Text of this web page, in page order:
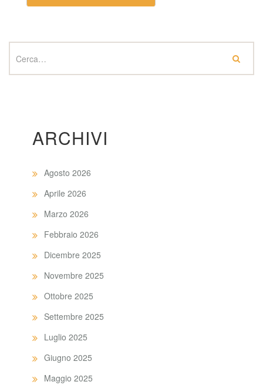
ARCHIVI
Agosto 2026
Aprile 2026
Marzo 2026
Febbraio 2026
Dicembre 2025
Novembre 2025
Ottobre 2025
Settembre 2025
Luglio 2025
Giugno 2025
Maggio 2025